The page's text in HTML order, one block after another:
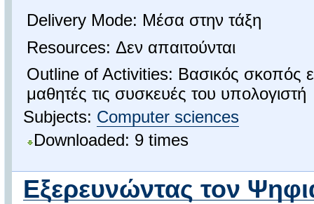
Delivery Mode: Μέσα στην τάξη
Resources: Δεν απαιτούνται
Outline of Activities: Βασικός σκοπός
μαθητές τις συσκευές του υπολογιστή
Subjects: Computer sciences
Downloaded: 9 times
Εξερευνώντας τον